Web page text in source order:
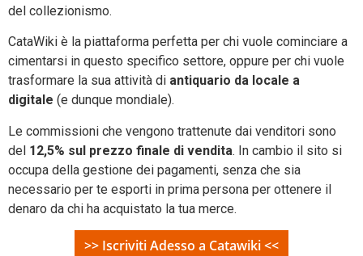
del collezionismo.
CataWiki è la piattaforma perfetta per chi vuole cominciare a
cimentarsi in questo specifico settore, oppure per chi vuole
trasformare la sua attività di antiquario da locale a
digitale (e dunque mondiale).
Le commissioni che vengono trattenute dai venditori sono
del 12,5% sul prezzo finale di vendita. In cambio il sito si
occupa della gestione dei pagamenti, senza che sia
necessario per te esporti in prima persona per ottenere il
denaro da chi ha acquistato la tua merce.
>> Iscriviti Adesso a Catawiki <<